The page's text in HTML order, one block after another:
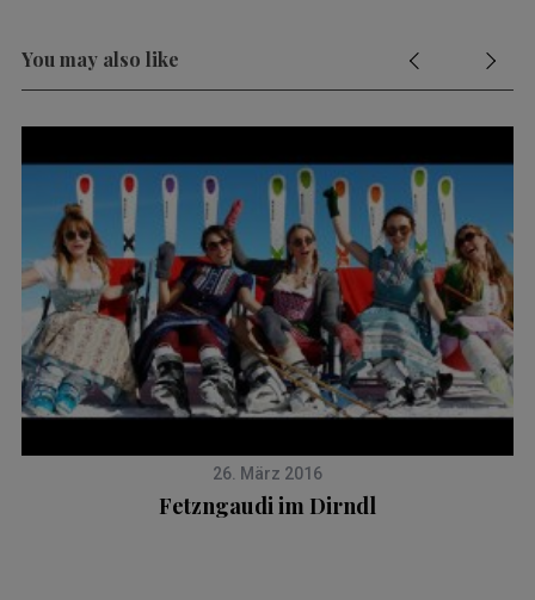
You may also like
26. März 2016
Fetzngaudi im Dirndl